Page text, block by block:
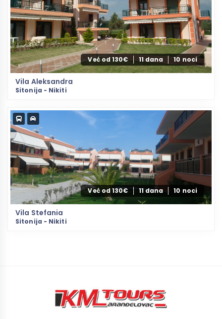
Već od 130€ 11 dana 10 noci
Vila Aleksandra
Sitonija - Nikiti
Već od 130€ 11 dana 10 noci
Vila Stefania
Sitonija - Nikiti